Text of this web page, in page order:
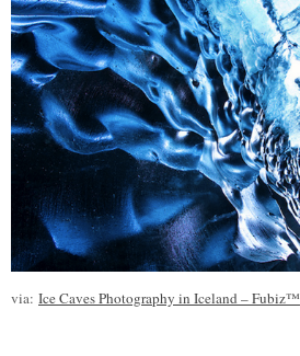
via: Ice Caves Photography in Iceland – Fubiz™